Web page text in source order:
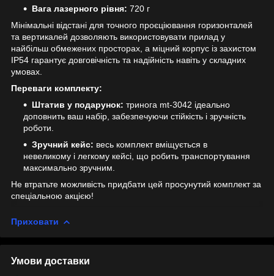
Вага лазерного рівня: 720 г
Мінімальні відстані для точного проєціювання горизонталей
та вертикалей дозволяють використовувати прилад у
найбільш обмежених просторах, а міцний корпус із захистом
IP54 гарантує довговічність та надійність навіть у складних
умовах.
Переваги комплекту:
Штатив у подарунок: тринога mt-3042 ідеально
доповнить ваш набір, забезпечуючи стійкість і зручність
роботи.
Зручний кейс: весь комплект вміщується в
невеликому і легкому кейсі, що робить транспортування
максимально зручним.
Не втратьте можливість придбати цей просунутий комплект за
спеціальною акцією!
Приховати
Умови доставки